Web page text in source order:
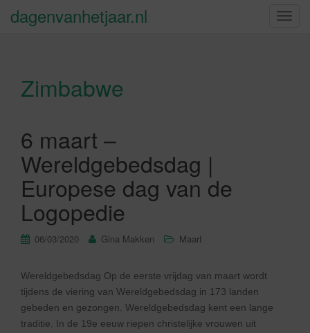
S
dagenvanhetjaar.nl
Zimbabwe
6 maart –
Wereldgebedsdag |
Europese dag van de
Logopedie
06/03/2020 Gina Makken Maart
Wereldgebedsdag Op de eerste vrijdag van maart wordt
tijdens de viering van Wereldgebedsdag in 173 landen
gebeden en gezongen. Wereldgebedsdag kent een lange
traditie. In de 19e eeuw riepen christelijke vrouwen uit